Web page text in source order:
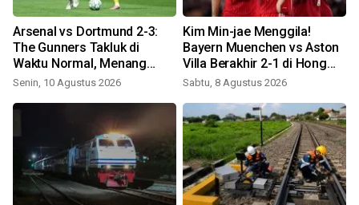
Arsenal vs Dortmund 2-3:
The Gunners Takluk di
Waktu Normal, Menang
Drama Adu Penalti!
Senin, 10 Agustus 2026
Kim Min-jae Menggila!
Bayern Muenchen vs Aston
Villa Berakhir 2-1 di Hong
Kong
Sabtu, 8 Agustus 2026